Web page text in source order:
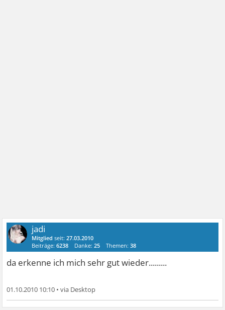
jadi
Mitglied seit:27.03.2010
Beiträge:6238 Danke:25 Themen:38
da erkenne ich mich sehr gut wieder.........
01.10.2010 10:10 •